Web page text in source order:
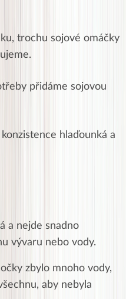
trochu sojové omáčky
přidáme sojovou
hlaďounká a
a nejde snadno
vývaru nebo vody.
zbylo mnoho vody,
aby nebyla